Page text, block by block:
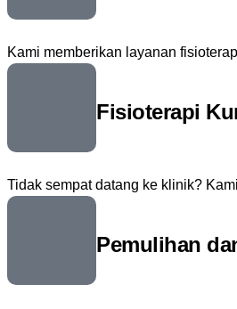
Kami memberikan layanan
Fisioterapi
Tidak sempat datang ke klinik?
Pemulihan